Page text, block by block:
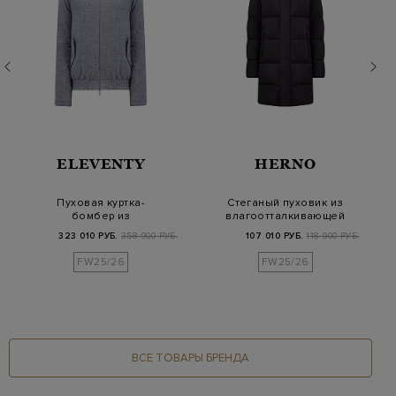
ELEVENTY
Пуховая куртка-
бомбер из
меланжевого
кашемира и шелка
323 010 РУБ. 358 900 РУБ.
FW25/26
HERNO
Стеганый пуховик из
влагоотталкивающей
ткани Gore-Tex…
107 010 РУБ. 118 900 РУБ.
FW25/26
ВСЕ ТОВАРЫ БРЕНДА